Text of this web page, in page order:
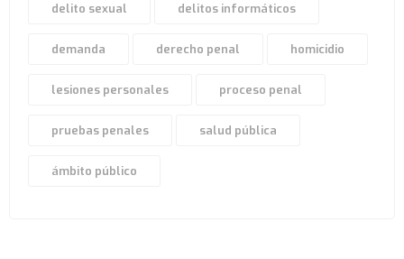
delito sexual delitos informáticos
demanda derecho penal homicidio
lesiones personales proceso penal
pruebas penales salud pública
ámbito público